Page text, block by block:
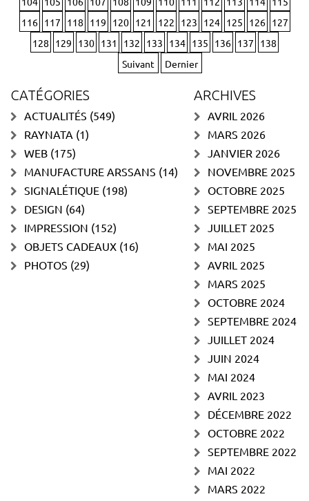
116 117 118 119 120 121 122 123 124 125 126 127
128
129 130 131 132 133 134 135 136 137
138
Suivant
Dernier
CATÉGORIES
ACTUALITÉS (549)
RAYNATA (1)
WEB (175)
MANUFACTURE ARSSANS (14)
SIGNALÉTIQUE (198)
DESIGN (64)
IMPRESSION (152)
OBJETS CADEAUX (16)
PHOTOS (29)
ARCHIVES
AVRIL 2026
MARS 2026
JANVIER 2026
NOVEMBRE 2025
OCTOBRE 2025
SEPTEMBRE 2025
JUILLET 2025
MAI 2025
AVRIL 2025
MARS 2025
OCTOBRE 2024
SEPTEMBRE 2024
JUILLET 2024
JUIN 2024
MAI 2024
AVRIL 2023
DÉCEMBRE 2022
OCTOBRE 2022
SEPTEMBRE 2022
MAI 2022
MARS 2022